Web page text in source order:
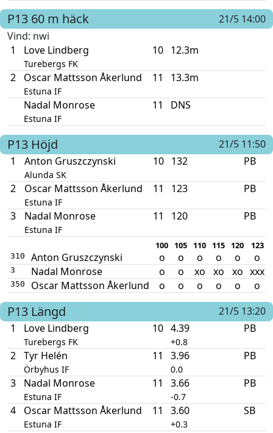
P13 60 m häck
21/5 14:00
Vind: nwi
1
Love Lindberg
Turebergs FK
10 12.3m
2 Oscar Mattsson Åkerlund
Estuna IF
11 13.3m
Nadal Monrose
Estuna IF
11 DNS
P13 Höjd
21/5 11:50
1
Anton Gruszczynski
Alunda SK
10 132 PB
2 Oscar Mattsson Åkerlund
Estuna IF
11 123 PB
3 Nadal Monrose
Estuna IF
11 120 PB
100 105 110 115 120 123
310 Anton Gruszczynski o o o o o o
3 Nadal Monrose o o xo xo xo xxx
350 Oscar Mattsson Åkerlund o o o o o o
P13 Längd
21/5 13:20
1
Love Lindberg
Turebergs FK
10 4.39
+0.8
PB
2 Tyr Helén
Örbyhus IF
11 3.96
0.0
PB
3 Nadal Monrose
Estuna IF
11 3.66
-0.7
PB
4 Oscar Mattsson Åkerlund
Estuna IF
11 3.60
+0.3
SB